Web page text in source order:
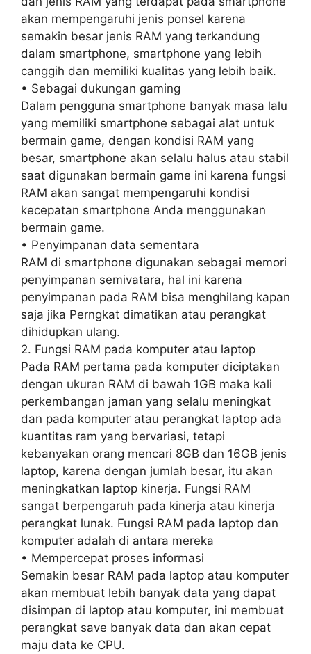
akan mempengaruhi jenis ponsel karena
semakin besar jenis RAM yang terkandung
dalam smartphone, smartphone yang lebih
canggih dan memiliki kualitas yang lebih baik.
• Sebagai dukungan gaming
Dalam pengguna smartphone banyak masa lalu
yang memiliki smartphone sebagai alat untuk
bermain game, dengan kondisi RAM yang
besar, smartphone akan selalu halus atau stabil
saat digunakan bermain game ini karena fungsi
RAM akan sangat mempengaruhi kondisi
kecepatan smartphone Anda menggunakan
bermain game.
• Penyimpanan data sementara
RAM di smartphone digunakan sebagai memori
penyimpanan semivatara, hal ini karena
penyimpanan pada RAM bisa menghilang kapan
saja jika Perngkat dimatikan atau perangkat
dihidupkan ulang.
2. Fungsi RAM pada komputer atau laptop
Pada RAM pertama pada komputer diciptakan
dengan ukuran RAM di bawah 1GB maka kali
perkembangan jaman yang selalu meningkat
dan pada komputer atau perangkat laptop ada
kuantitas ram yang bervariasi, tetapi
kebanyakan orang mencari 8GB dan 16GB jenis
laptop, karena dengan jumlah besar, itu akan
meningkatkan laptop kinerja. Fungsi RAM
sangat berpengaruh pada kinerja atau kinerja
perangkat lunak. Fungsi RAM pada laptop dan
komputer adalah di antara mereka
• Mempercepat proses informasi
Semakin besar RAM pada laptop atau komputer
akan membuat lebih banyak data yang dapat
disimpan di laptop atau komputer, ini membuat
perangkat save banyak data dan akan cepat
maju data ke CPU.